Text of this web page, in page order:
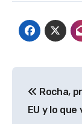
de
Rocha,
EU y lo que